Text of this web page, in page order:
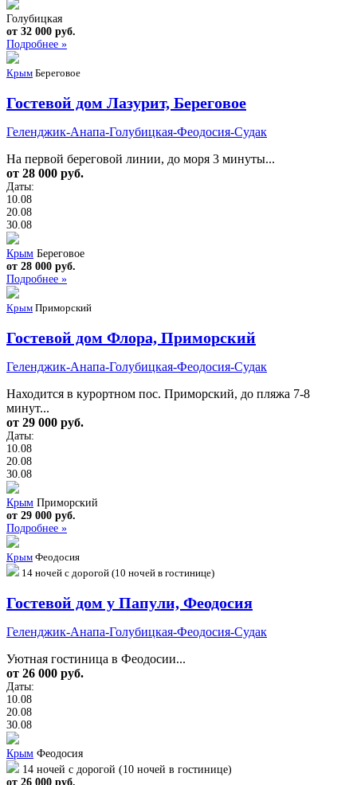
Голубицкая
от 32 000 руб.
Подробнее »
Крым Береговое
Гостевой дом Лазурит, Береговое
Геленджик-Анапа-Голубицкая-Феодосия-Судак
На первой береговой линии, до моря 3 минуты...
от 28 000 руб.
Даты:
10.08
20.08
30.08
Крым Береговое
от 28 000 руб.
Подробнее »
Крым Приморский
Гостевой дом Флора, Приморский
Геленджик-Анапа-Голубицкая-Феодосия-Судак
Находится в курортном пос. Приморский, до пляжа 7-8
минут...
от 29 000 руб.
Даты:
10.08
20.08
30.08
Крым Приморский
от 29 000 руб.
Подробнее »
Крым Феодосия
14 ночей с дорогой (10 ночей в гостинице)
Гостевой дом у Папули, Феодосия
Геленджик-Анапа-Голубицкая-Феодосия-Судак
Уютная гостиница в Феодосии...
от 26 000 руб.
Даты:
10.08
20.08
30.08
Крым Феодосия
14 ночей с дорогой (10 ночей в гостинице)
от 26 000 руб.